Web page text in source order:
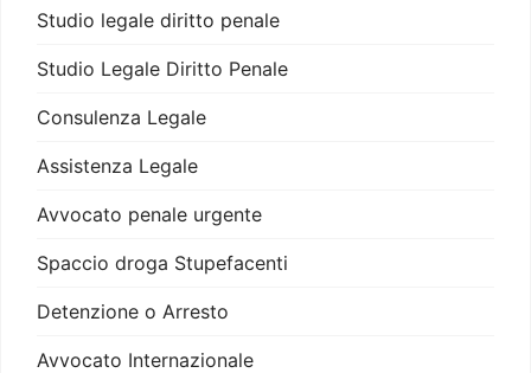
Studio legale diritto penale
Studio Legale Diritto Penale
Consulenza Legale
Assistenza Legale
Avvocato penale urgente
Spaccio droga Stupefacenti
Detenzione o Arresto
Avvocato Internazionale